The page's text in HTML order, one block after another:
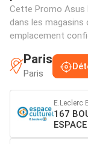
Cette Promo Asus
dans les
emplacement
Paris
Paris
E.Leclerc
167